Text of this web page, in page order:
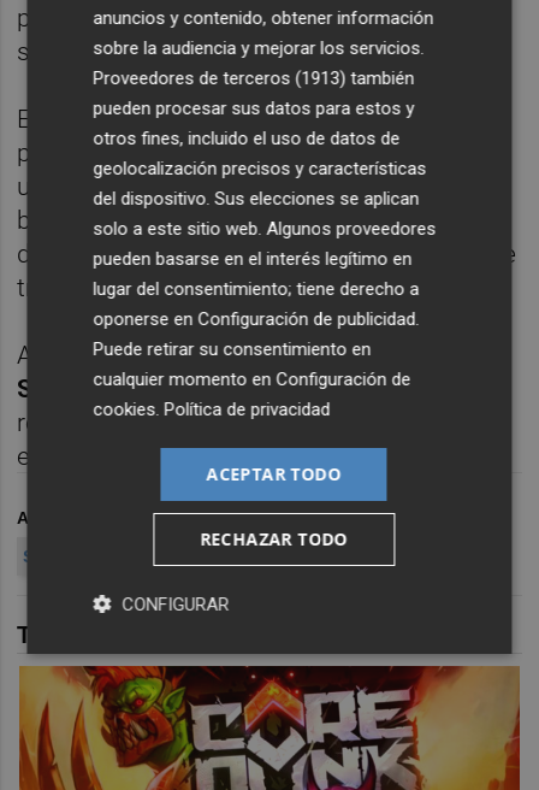
preparados para afrontar ambas
situaciones”, ha señalado.
El entrenador del Castellón no ha dado
pistas sobre el modelo de juego que va a
utilizar, aunque ha dejado entrever que la
baja deDaijiro Chirino no condicionará su
dibujo, pudiendo jugar “tanto con defensa de
tres como de cuatro”.
Además, ha confirmado que los lesionados
Salva RuizyBrian Cipengaya están
recuperados y que estarán a su disposición
en Anduva.
ARCHIVADO EN CD CASTELLON
FÚTBOL
SEGUNDA DIVISION
TAMBIÉN TE PUEDE INTERESAR
anuncios y contenido, obtener información
sobre la audiencia y mejorar los servicios.
Proveedores de terceros (1913) también
pueden procesar sus datos para estos y
otros fines, incluido el uso de datos de
geolocalización precisos y características
del dispositivo. Sus elecciones se aplican
solo a este sitio web. Algunos proveedores
pueden basarse en el interés legítimo en
lugar del consentimiento; tiene derecho a
oponerse enConfiguración de publicidad
Puede retirar su consentimiento en
cualquier momento enConfiguración de
cookies .Política de privacidad
ACEPTAR TODO
RECHAZAR TODO
CONFIGURAR